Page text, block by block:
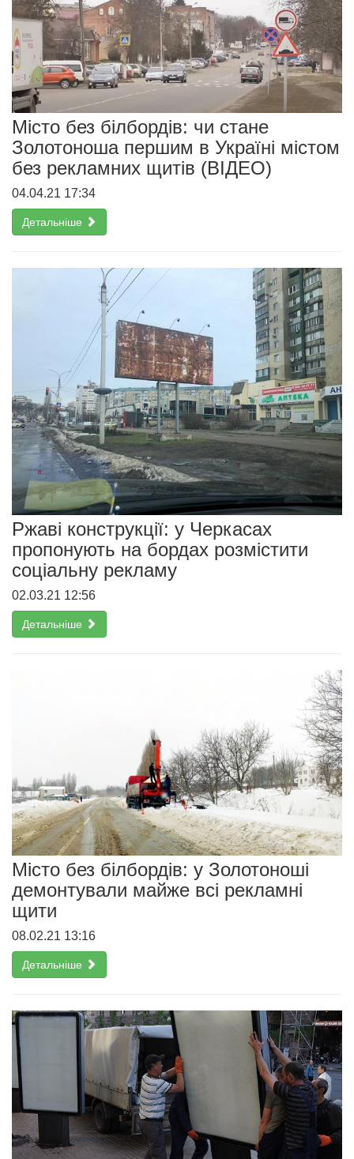
Місто без білбордів: чи стане
Золотоноша першим в Україні містом
без рекламних щитів (ВІДЕО)
04.04.21 17:34
Детальніше
Ржаві конструкції: у Черкасах
пропонують на бордах розмістити
соціальну рекламу
02.03.21 12:56
Детальніше
Місто без білбордів: у Золотоноші
демонтували майже всі рекламні
щити
08.02.21 13:16
Детальніше